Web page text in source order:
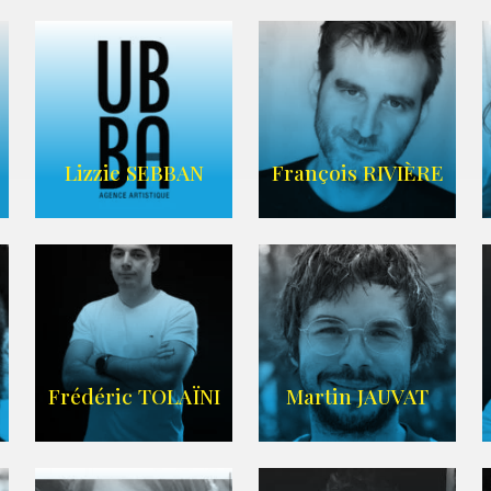
FRANCE
CASCADE
AGENCE VMA
Lizzie SEBBAN
AGENCE UBBA
François RIVIÈRE
LIEN IMDB
Frédéric TOLAÏNI Martin JAUVAT